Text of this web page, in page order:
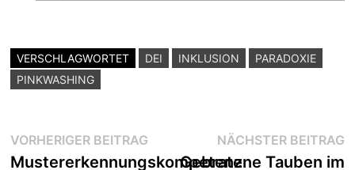
VERSCHLAGWORTET DEI INKLUSION
PARADOXIE
PINKWASHING
Beitragsnavigation
VORHERIGER BEITRAG Vorheriger
Beitrag:
Mustererkennungskompetenz
NÄCHSTER BEITRAG
Gebratene Tauben im